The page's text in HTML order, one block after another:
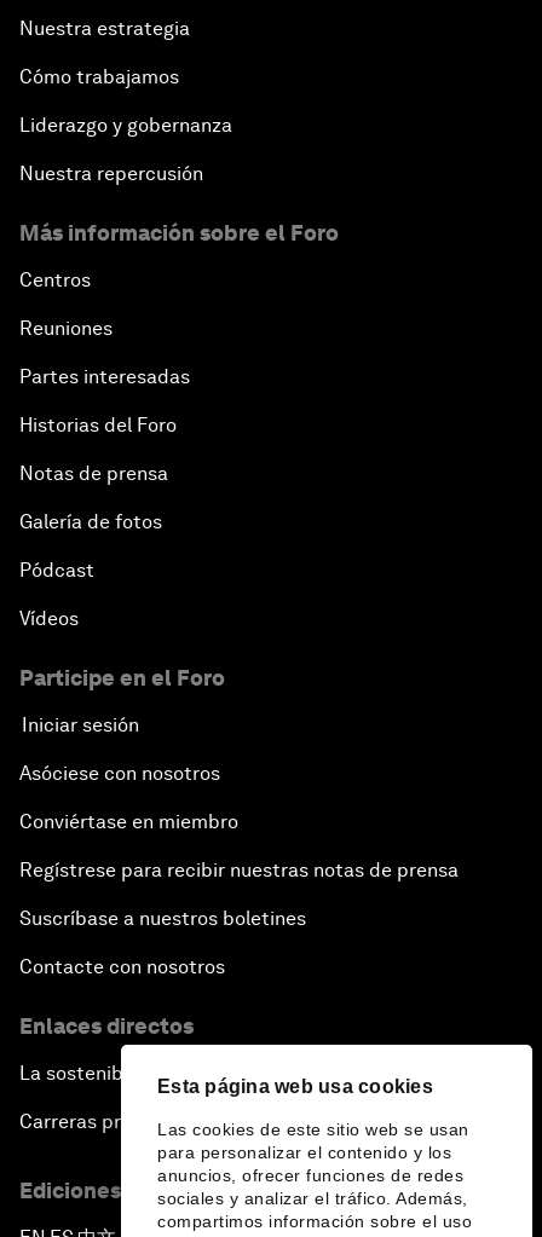
Esta página web usa cookies
Las cookies de este sitio web se usan
para personalizar el contenido y los
anuncios, ofrecer funciones de redes
sociales y analizar el tráfico. Además,
compartimos información sobre el uso
Nuestra estrategia
Cómo trabajamos
Liderazgo y gobernanza
Nuestra repercusión
Más información sobre el Foro
Centros
Reuniones
Partes interesadas
Historias del Foro
Notas de prensa
Galería de fotos
Pódcast
Vídeos
Participe en el Foro
Iniciar sesión
Asóciese con nosotros
Conviértase en miembro
Regístrese para recibir nuestras notas de prensa
Suscríbase a nuestros boletines
Contacte con nosotros
Enlaces directos
La sostenibilidad en el Foro
Carreras profesionales
Ediciones en otros idiomas